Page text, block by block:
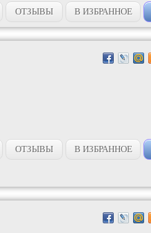
ОТЗЫВЫ В ИЗБРАННОЕ
ОТЗЫВЫ В ИЗБРАННОЕ